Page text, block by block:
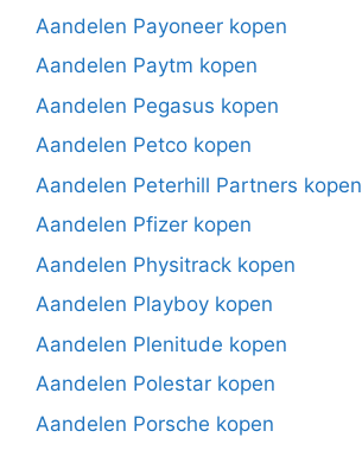
Aandelen Payoneer kopen
Aandelen Paytm kopen
Aandelen Pegasus kopen
Aandelen Petco kopen
Aandelen Peterhill Partners kopen
Aandelen Pfizer kopen
Aandelen Physitrack kopen
Aandelen Playboy kopen
Aandelen Plenitude kopen
Aandelen Polestar kopen
Aandelen Porsche kopen